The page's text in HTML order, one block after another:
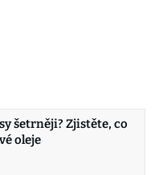
šetrněji? Zjistěte, co
oleje